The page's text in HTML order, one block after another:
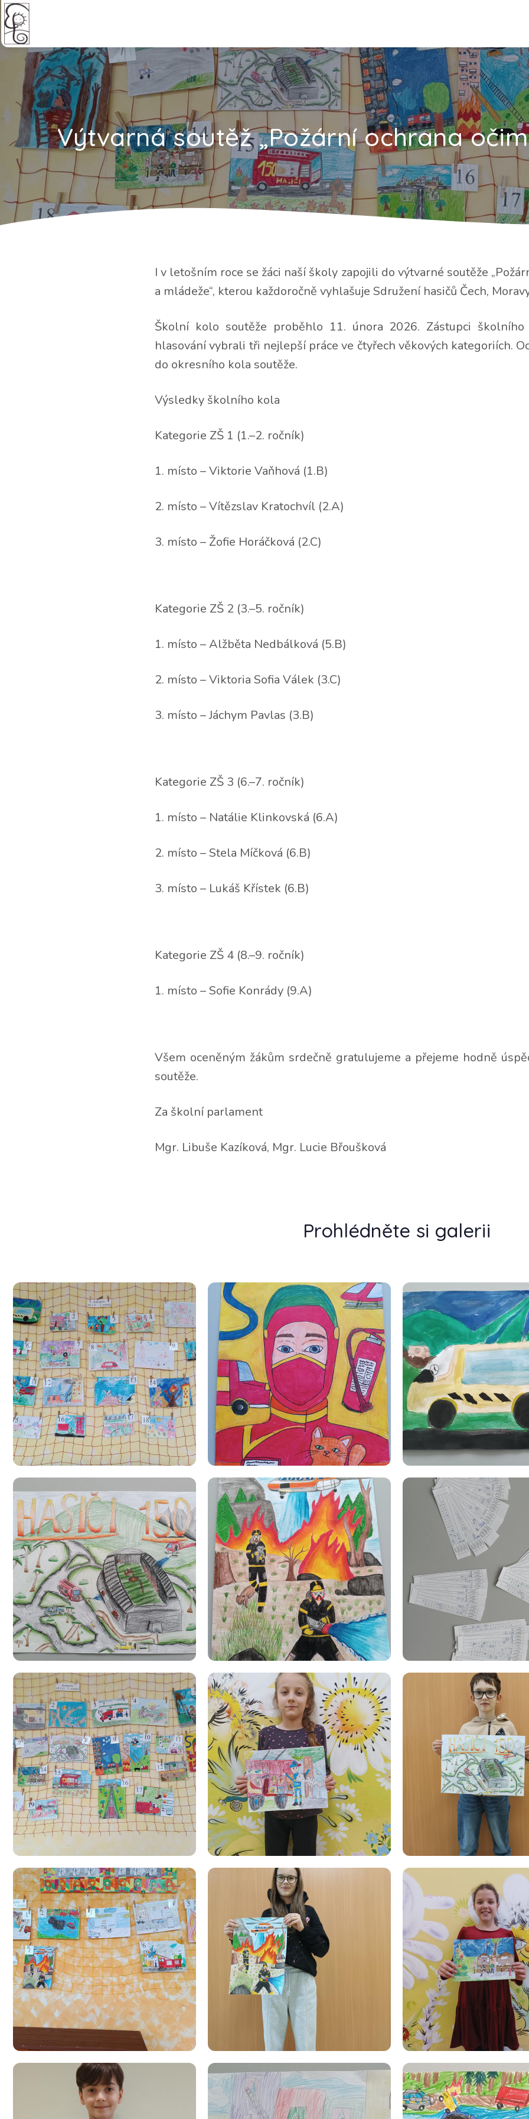
Výtvarná soutěž „Požární ochrana
I v letošním roce se žáci naší školy zapojili do výtvarné soutěže
a mládeže“, kterou každoročně vyhlašuje Sdružení hasičů Čech,
Školní kolo soutěže proběhlo 11. února 2026. Zástupci
hlasování vybrali tři nejlepší práce ve čtyřech věkových kategoriích.
do okresního kola soutěže.
Výsledky školního kola
Kategorie ZŠ 1 (1.–2. ročník)
1. místo – Viktorie Vaňhová (1.B)
2. místo – Vítězslav Kratochvíl (2.A)
3. místo – Žofie Horáčková (2.C)
Kategorie ZŠ 2 (3.–5. ročník)
1. místo – Alžběta Nedbálková (5.B)
2. místo – Viktoria Sofia Válek (3.C)
3. místo – Jáchym Pavlas (3.B)
Kategorie ZŠ 3 (6.–7. ročník)
1. místo – Natálie Klinkovská (6.A)
2. místo – Stela Míčková (6.B)
3. místo – Lukáš Křístek (6.B)
Kategorie ZŠ 4 (8.–9. ročník)
1. místo – Sofie Konrády (9.A)
Všem oceněným žákům srdečně gratulujeme a přejeme hodně
soutěže.
Za školní parlament
Mgr. Libuše Kazíková, Mgr. Lucie Břoušková
Prohlédněte si galerii